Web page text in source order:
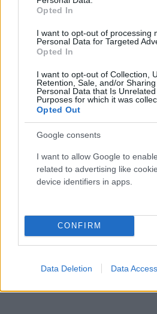
Opted In
I want to opt-out of processing
Personal Data for Targeted
Opted In
I want to opt-out of Collection,
Retention, Sale, and/or
Personal Data that Is
Purposes for which it was
Opted Out
Google consents
I want to allow Google to
related to advertising like
device identifiers in apps.
CONFIRM
Data Deletion Data Access
Το χρονικό της μητροκτονίας
Σύμφωνα με όσα ισχυρίστηκε
ο 21χρονος, την 52χρονη
ζούσαν μαζί απ’ όταν είχε
της, τη μαχαίρωσε μέχρι
έντονη λογομαχία που είχαν
Δευτέρας (12/5).